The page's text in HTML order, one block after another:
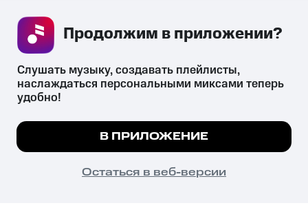
СКАЧАТЬ ПРИЛОЖЕНИЕ
психотропных веществ, их аналогов причиняет вред здоровью,
их незаконный оборот запрещён и влечёт установленную
законодательством ответственность.
© 2026 ООО «КИОН».
Все права защищены
Мы используем куки, чтобы на сайте все
Подробнее
ПОНЯТНО
Слушать музыку, создавать плейлисты,
наслаждаться персональными миксами теперь
удобно!
В ПРИЛОЖЕНИЕ
Остаться в веб-версии